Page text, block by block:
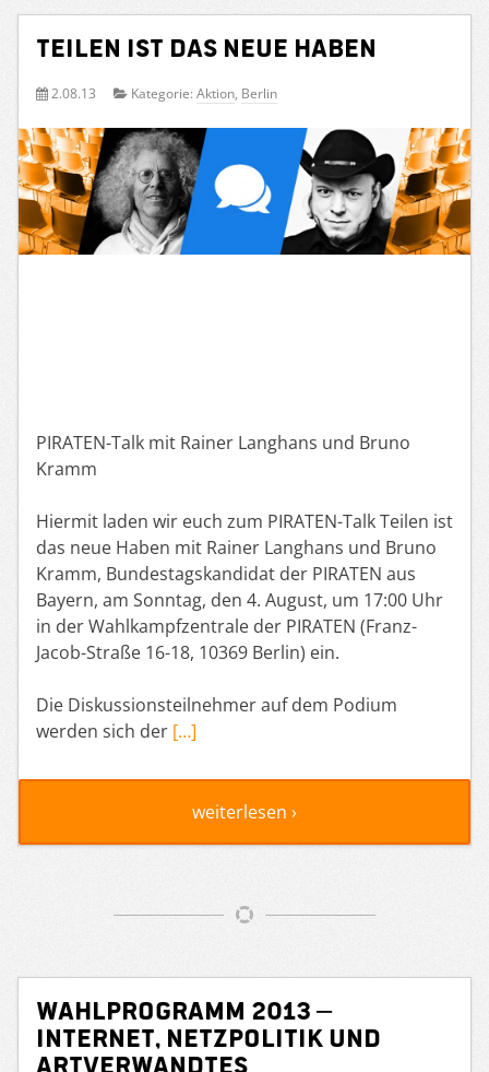
Teilen ist das neue Haben
2.08.13 Kategorie: Aktion, Berlin
PIRATEN-Talk mit Rainer Langhans und Bruno
Kramm
Hiermit laden wir euch zum PIRATEN-Talk Teilen ist
das neue Haben mit Rainer Langhans und Bruno
Kramm, Bundestagskandidat der PIRATEN aus
Bayern, am Sonntag, den 4. August, um 17:00 Uhr
in der Wahlkampfzentrale der PIRATEN (Franz-
Jacob-Straße 16-18, 10369 Berlin) ein.
Die Diskussionsteilnehmer auf dem Podium
werden sich der […]
weiterlesen ›
Wahlprogramm 2013 –
Internet, Netzpolitik und
Artverwandtes